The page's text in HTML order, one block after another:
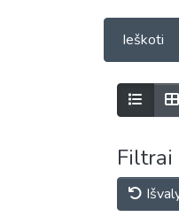
Ieškoti
Filtrai